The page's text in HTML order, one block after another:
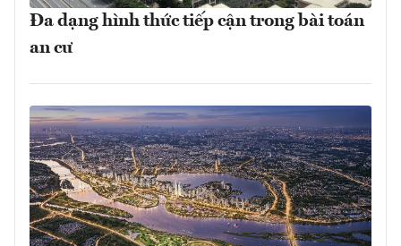
Đa dạng hình thức tiếp cận trong bài toán
an cư